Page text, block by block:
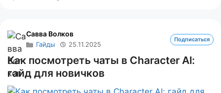
Савва Волков
Гайды 25.11.2025
Подписаться
Как посмотреть чаты в Character Al:
гайд для новичков